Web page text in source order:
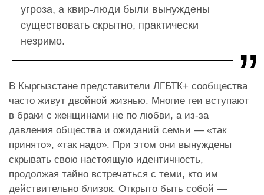
угроза, а квир-люди были вынуждены
существовать скрытно, практически
незримо.
В Кыргызстане представители ЛГБТК+ сообщества
часто живут двойной жизнью. Многие геи вступают
в браки с женщинами не по любви, а из-за
давления общества и ожиданий семьи — «так
принято», «так надо». При этом они вынуждены
скрывать свою настоящую идентичность,
продолжая тайно встречаться с теми, кто им
действительно близок. Открыто быть собой —